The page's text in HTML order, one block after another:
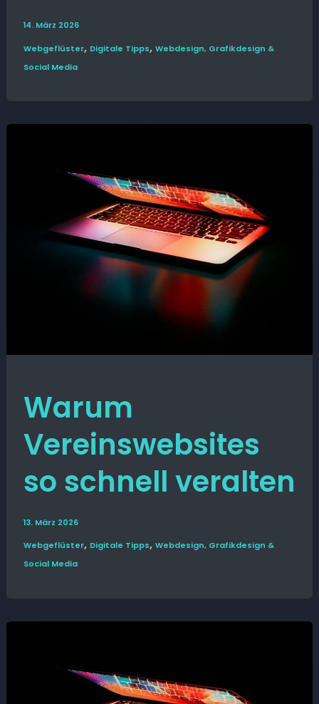
14. März 2026
Web­­geflüster, Digitale Tipps, Webdesign, Grafikdesign &
Social Media
Warum
Vereinswebsites
so schnell veralten
13. März 2026
Web­­geflüster, Digitale Tipps, Webdesign, Grafikdesign &
Social Media